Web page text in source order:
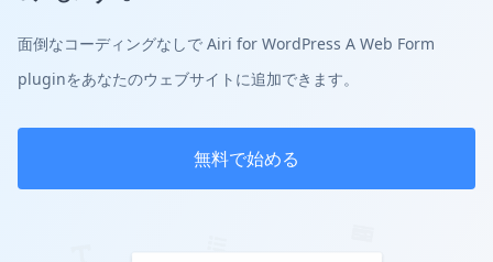
面倒なコーディングなしで Airi for WordPress A Web Form
pluginをあなたのウェブサイトに追加できます。
無料で始める